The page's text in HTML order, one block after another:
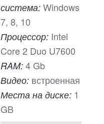
система: Windows
7, 8, 10
Процессор: Intel
Core 2 Duo U7600
RAM: 4 Gb
Видео: встроенная
Места на диске: 1
GB